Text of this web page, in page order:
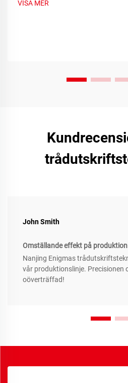
VISA MER
John Smith
Omställande effekt på produktion
Nanjing Enigmas
vår produktionslinje. Precisionen
oöverträffad!